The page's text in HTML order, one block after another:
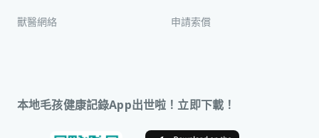
獸醫網絡 申請索償
本地毛孩健康記錄App出世啦！立即下載！